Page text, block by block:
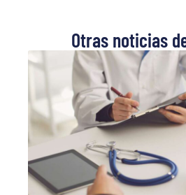
Otras noticias